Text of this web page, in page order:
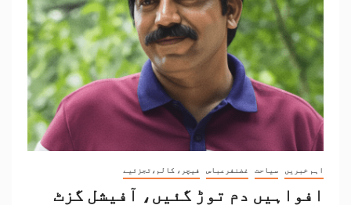
اہم خبریں سیاحت غضنفرعباس فیچر، کالم،تجزئیے
افواہیں دم توڑ گئیں، آفیشل گزٹ